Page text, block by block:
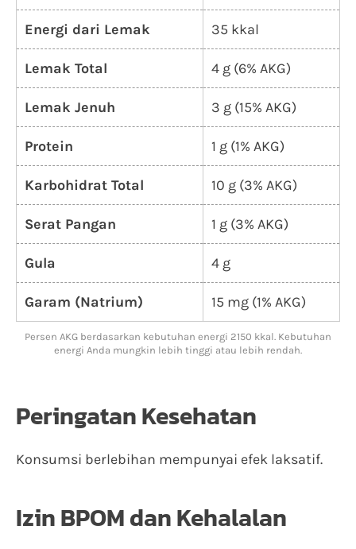
Energi dari Lemak 35 kkal
Lemak Total 4 g (6% AKG)
Lemak Jenuh 3 g (15% AKG)
Protein 1 g (1% AKG)
Karbohidrat Total 10 g (3% AKG)
Serat Pangan 1 g (3% AKG)
Gula 4 g
Garam (Natrium) 15 mg (1% AKG)
Persen AKG berdasarkan kebutuhan energi 2150 kkal. Kebutuhan
energi Anda mungkin lebih tinggi atau lebih rendah.
Peringatan Kesehatan
Konsumsi berlebihan mempunyai efek laksatif.
Izin BPOM dan Kehalalan